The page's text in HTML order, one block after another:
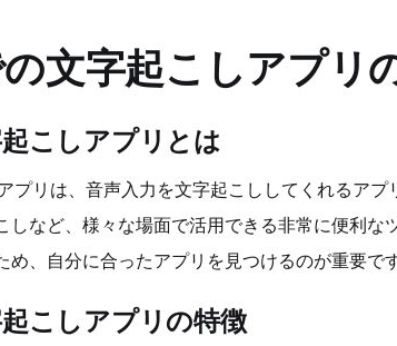
文字起こしアプリ
こしアプリとは
プリは、音声入力を文字起こししてくれるアプ
しなど、様々な場面で活用できる非常に便利な
め、自分に合ったアプリを見つけるのが重要です
こしアプリの特徴